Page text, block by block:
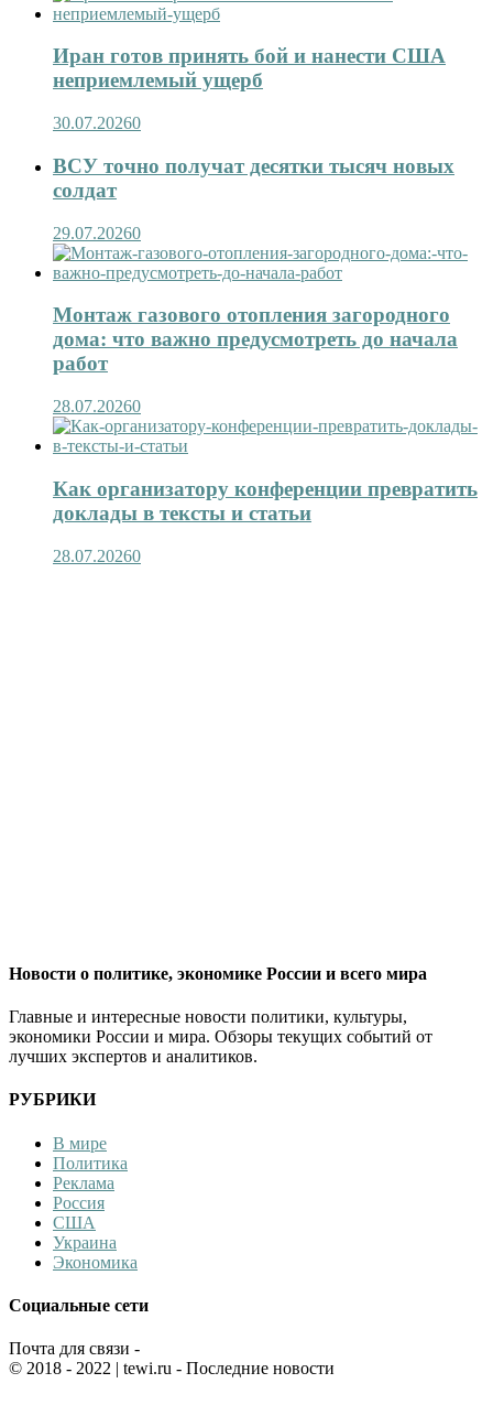
Иран готов принять бой и нанести США
неприемлемый ущерб
30.07.20260
ВСУ точно получат десятки тысяч новых
солдат
29.07.20260
Монтаж газового отопления загородного
дома: что важно предусмотреть до начала
работ
28.07.20260
Как организатору конференции превратить
доклады в тексты и статьи
28.07.20260
Новости о политике, экономике России и всего мира
Главные и интересные новости политики, культуры,
экономики России и мира. Обзоры текущих событий от
лучших экспертов и аналитиков.
РУБРИКИ
В мире
Политика
Реклама
Россия
США
Украина
Экономика
Социальные сети
Почта для связи -
© 2018 - 2022 | tewi.ru - Последние новости